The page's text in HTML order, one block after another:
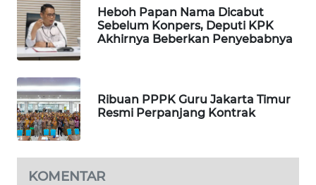
Heboh Papan Nama Dicabut
Sebelum Konpers, Deputi KPK
Akhirnya Beberkan Penyebabnya
Ribuan PPPK Guru Jakarta Timur
Resmi Perpanjang Kontrak
KOMENTAR
MASYARAKAT
KELISTRIKAN
WALINKI
MAWAKA
ID
NET